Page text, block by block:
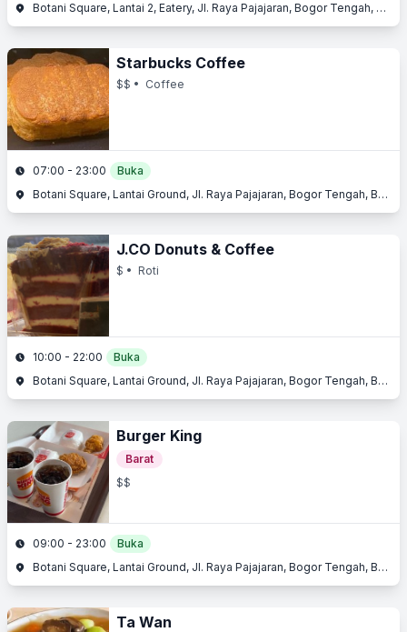
Botani Square, Lantai 2, Eatery, Jl. Raya Pajajaran, Bogor Tengah, Bogor, Jawa Barat
Starbucks Coffee
$$ • Coffee
07:00 - 23:00
Buka
Botani Square, Lantai Ground, Jl. Raya Pajajaran, Bogor Tengah, Bogor, Jawa Barat
J.CO Donuts & Coffee
$ • Roti
10:00 - 22:00
Buka
Botani Square, Lantai Ground, Jl. Raya Pajajaran, Bogor Tengah, Bogor, Jawa Barat
Burger King
Barat
$$
09:00 - 23:00
Buka
Botani Square, Lantai Ground, Jl. Raya Pajajaran, Bogor Tengah, Bogor, Jawa Barat
Ta Wan